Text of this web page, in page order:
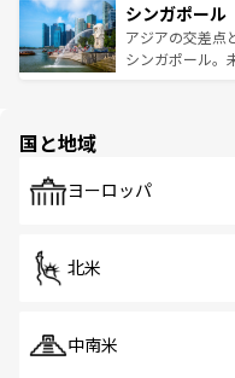
参照してほしい。
激する。気候は
が待っている。
た文化、そして
み、どこを訪れ
ており、効率よ
うな絶景から文
シンガポール
アジアの交差点
シンガポール。
で、ホーカーズ
国と地域
ヨーロッパ
北米
中南米